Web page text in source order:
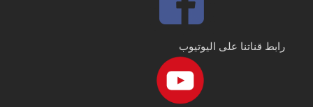
رابط قناتنا على اليوتيوب